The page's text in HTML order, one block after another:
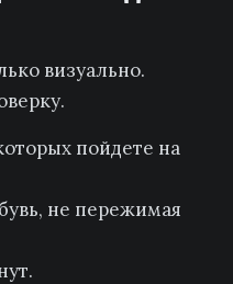
визуально.
пойдете на
не пережимая